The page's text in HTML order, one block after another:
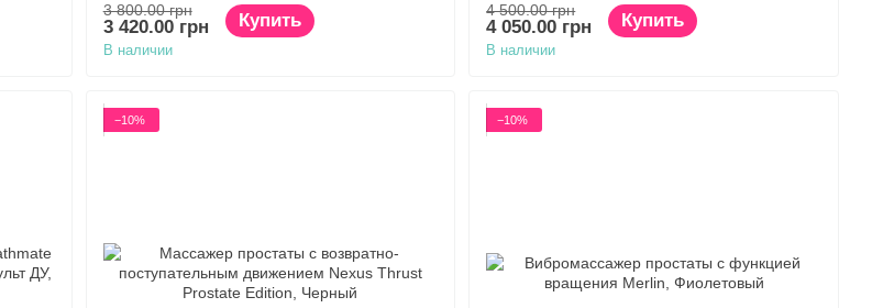
3 800.00 грн
3 420.00 грн Купить
В наличии
4 500.00 грн
4 050.00 грн Купить
В наличии
−10% −10%